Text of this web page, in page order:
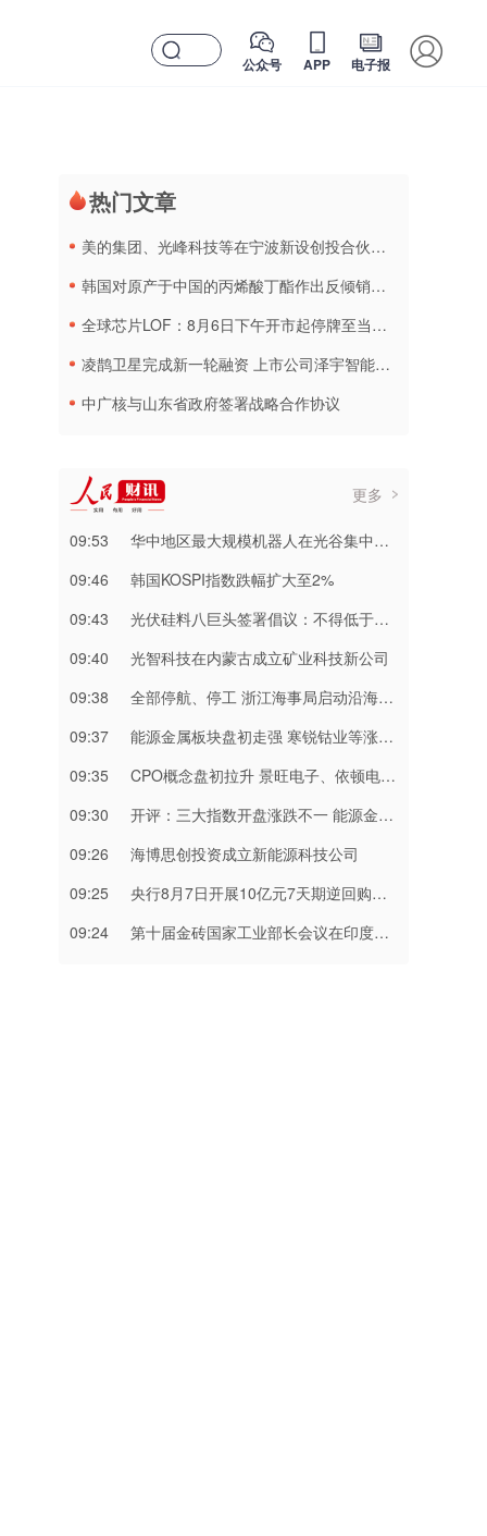
公众号 APP 电子报
热门文章
美的集团、光峰科技等在宁波新设创投合伙企业
韩国对原产于中国的丙烯酸丁酯作出反倾销终裁
全球芯片LOF：8月6日下午开市起停牌至当日收市
凌鹊卫星完成新一轮融资 上市公司泽宇智能战略入股
中广核与山东省政府签署战略合作协议
更多
09:53
华中地区最大规模机器人在光谷集中交付
09:46
​韩国KOSPI指数跌幅扩大至2%
09:43
光伏硅料八巨头签署倡议：不得低于成本价销售
09:40
光智科技在内蒙古成立矿业科技新公司
09:38
全部停航、停工 浙江海事局启动沿海Ⅱ级防台应急响应
09:37
​能源金属板块盘初走强 寒锐钴业等涨超10%
09:35
CPO概念盘初拉升 景旺电子、依顿电子涨停
09:30
开评：三大指数开盘涨跌不一 能源金属板块涨幅居前
09:26
海博思创投资成立新能源科技公司
09:25
央行8月7日开展10亿元7天期逆回购操作
09:24
第十届金砖国家工业部长会议在印度斋浦尔召开